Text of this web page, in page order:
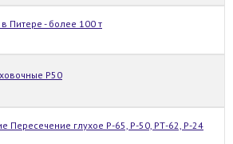
Питере - более 100 т
Р50
Пересечение глухое Р-65, Р-50, РТ-62, Р-24